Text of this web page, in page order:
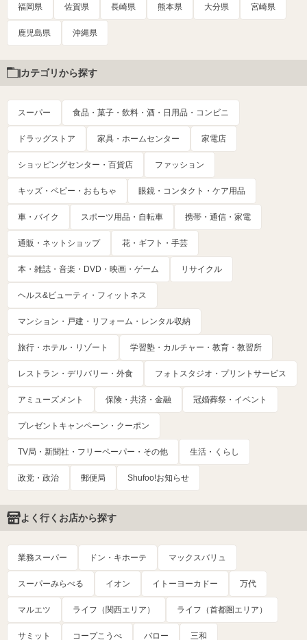
福岡県 佐賀県 長崎県 熊本県 大分県 宮崎県
鹿児島県 沖縄県
カテゴリから探す
スーパー 食品・菓子・飲料・酒・日用品・コンビニ
ドラッグストア 家具・ホームセンター 家電店
ショッピングセンター・百貨店 ファッション
キッズ・ベビー・おもちゃ 眼鏡・コンタクト・ケア用品
車・バイク スポーツ用品・自転車 携帯・通信・家電
通販・ネットショップ 花・ギフト・手芸
本・雑誌・音楽・DVD・映画・ゲーム リサイクル
ヘルス&ビューティ・フィットネス
マンション・戸建・リフォーム・レンタル収納
旅行・ホテル・リゾート 学習塾・カルチャー・教育・教習所
レストラン・デリバリー・外食 フォトスタジオ・プリントサービス
アミューズメント 保険・共済・金融 冠婚葬祭・イベント
プレゼントキャンペーン・クーポン
TV局・新聞社・フリーペーパー・その他 生活・くらし
政党・政治 郵便局 Shufoo!お知らせ
よく行くお店から探す
業務スーパー ドン・キホーテ マックスバリュ
スーパーみらべる イオン イトーヨーカドー 万代
マルエツ ライフ（関西エリア） ライフ（首都圏エリア）
サミット コープこうべ バロー 三和